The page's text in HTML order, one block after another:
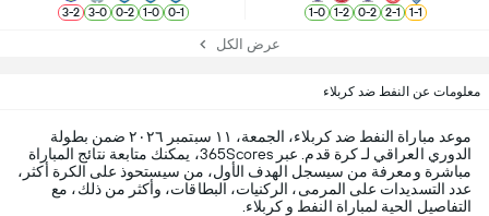
1
-
1
1
-
2
2
-
0
2
-
1
0
-
1
1
-
0
0
-
1
2
-
0
0
-
3
2
-
3
عرض الكل
معلومات عن النفط ضد كربلاء
موعد مباراة النفط ضد كربلاء، الجمعة، ١١ سبتمبر ٢٠٢٦ ضمن بطولة
الدوري العراقي لـ كرة قدم. عبر 365Scores، يمكنك متابعة نتائج المباراة
مباشرة ومعرفة من سيسجل الهدف الأول، من سيستحوذ على الكرة أكثر،
عدد التسديدات على المرمى، الركنيات، البطاقات، وأكثر من ذلك، مع
التفاصيل الحية لمباراة النفط و كربلاء.